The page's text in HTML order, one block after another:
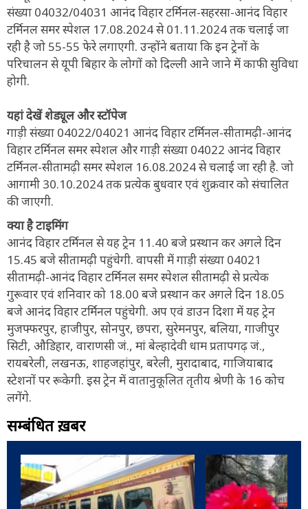
संख्या 04032/04031 आनंद विहार टर्मिनल-सहरसा-आनंद विहार
टर्मिनल समर स्पेशल 17.08.2024 से 01.11.2024 तक चलाई जा
रही है जो 55-55 फेरे लगाएगी. उन्होंने बताया कि इन ट्रेनों के
परिचालन से यूपी बिहार के लोगों को दिल्ली आने जाने में काफी सुविधा
होगी.
यहां देखें शेड्यूल और स्टॉपेज
गाड़ी संख्या 04022/04021 आनंद विहार टर्मिनल-सीतामढ़ी-आनंद
विहार टर्मिनल समर स्पेशल और गाड़ी संख्या 04022 आनंद विहार
टर्मिनल-सीतामढ़ी समर स्पेशल 16.08.2024 से चलाई जा रही है. जो
आगामी 30.10.2024 तक प्रत्येक बुधवार एवं शुक्रवार को संचालित
की जाएगी.
क्या है टाइमिंग
आनंद विहार टर्मिनल से यह ट्रेन 11.40 बजे प्रस्थान कर अगले दिन
15.45 बजे सीतामढ़ी पहुंचेगी. वापसी में गाड़ी संख्या 04021
सीतामढ़ी-आनंद विहार टर्मिनल समर स्पेशल सीतामढ़ी से प्रत्येक
गुरूवार एवं शनिवार को 18.00 बजे प्रस्थान कर अगले दिन 18.05
बजे आनंद विहार टर्मिनल पहुंचेगी. अप एवं डाउन दिशा में यह ट्रेन
मुजफ्फरपुर, हाजीपुर, सोनपुर, छपरा, सुरेमनपुर, बलिया, गाजीपुर
सिटी, औडिहार, वाराणसी जं., मां बेल्हादेवी धाम प्रतापगढ़ जं.,
रायबरेली, लखनऊ, शाहजहांपुर, बरेली, मुरादाबाद, गाजियाबाद
स्टेशनों पर रूकेगी. इस ट्रेन में वातानुकूलित तृतीय श्रेणी के 16 कोच
लगेंगे.
सम्बंधित ख़बरें